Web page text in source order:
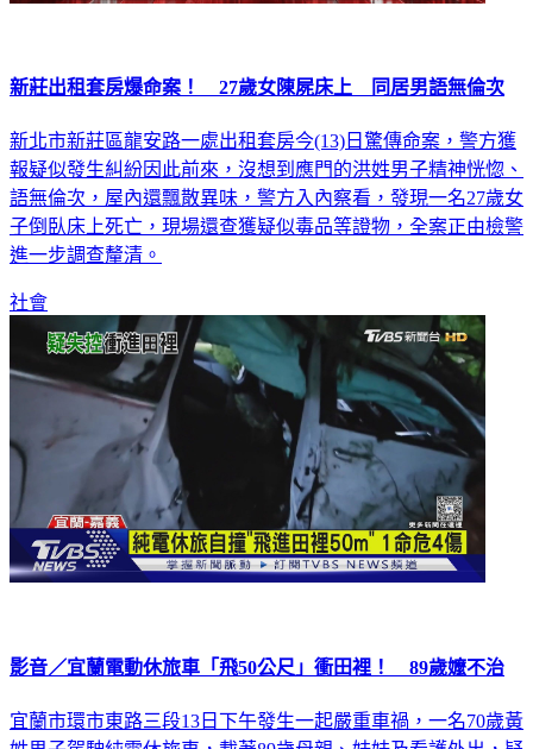
新莊出租套房爆命案！ 27歲女陳屍床上 同居男語無倫次
新北市新莊區龍安路一處出租套房今(13)日驚傳命案，警方獲
報疑似發生糾紛因此前來，沒想到應門的洪姓男子精神恍惚、
語無倫次，屋內還飄散異味，警方入內察看，發現一名27歲女
子倒臥床上死亡，現場還查獲疑似毒品等證物，全案正由檢警
進一步調查釐清。
社會
影音／宜蘭電動休旅車「飛50公尺」衝田裡！ 89歲嬤不治
宜蘭市環市東路三段13日下午發生一起嚴重車禍，一名70歲黃